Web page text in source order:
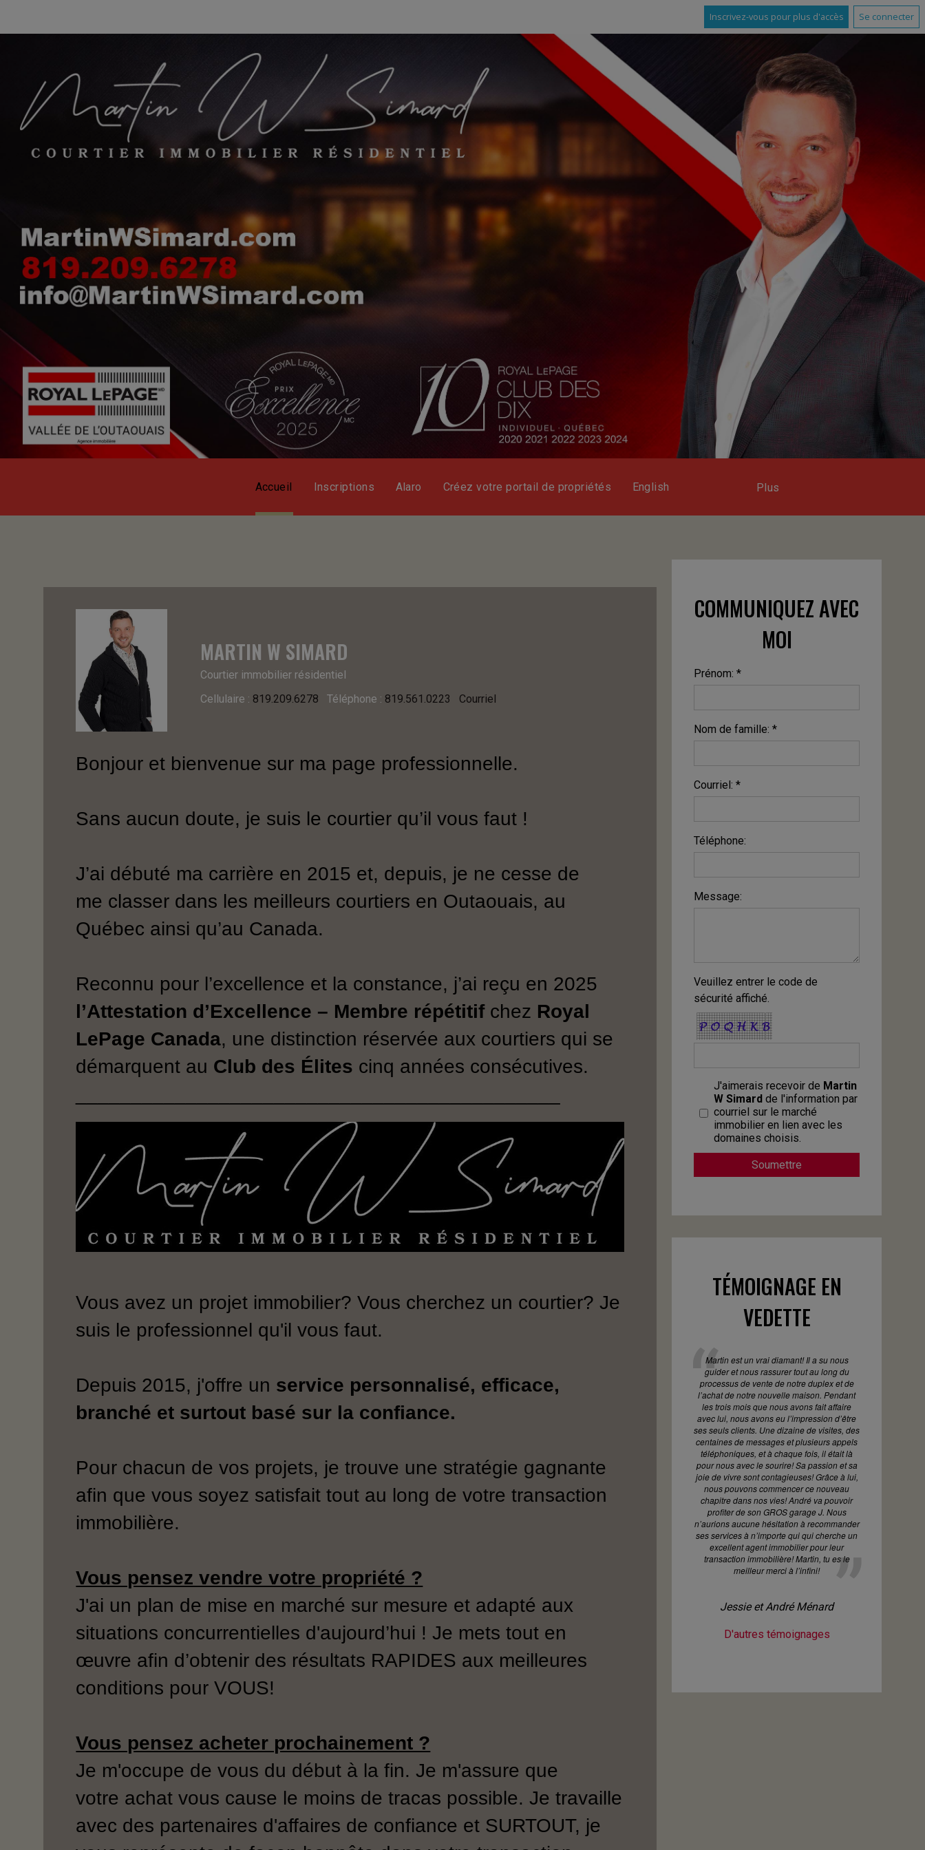
Inscrivez-vous pour plus d'accès Se connecter
Accueil Inscriptions Alaro Créez votre portail de propriétés Plus
English
MARTIN W SIMARD
Courtier immobilier résidentiel
Cellulaire : 819.209.6278 Téléphone : 819.561.0223 Courriel
Bonjour et bienvenue sur ma page professionnelle.
Sans aucun doute, je suis le courtier qu’il vous faut !
J’ai débuté ma carrière en 2015 et, depuis, je ne cesse de
me classer dans les meilleurs courtiers en Outaouais, au
Québec ainsi qu’au Canada.
Reconnu pour l’excellence et la constance, j’ai reçu en 2025
l’Attestation d’Excellence – Membre répétitifchez Royal
LePage Canada, une distinction réservée aux courtiers qui se
démarquent au Club des Élites cinq années consécutives.
Vous avez un projet immobilier? Vous cherchez un courtier? Je
suis le professionnel qu'il vous faut.
Depuis 2015, j'offre un service personnalisé, efficace,
branché et surtout basé sur la confiance.
Pour chacun de vos projets, je trouve une stratégie gagnante
afin que vous soyez satisfait tout au long de votre transaction
immobilière.
Vous pensez vendre votre propriété ?
J'ai un plan de mise en marché sur mesure et adapté aux
situations concurrentielles d'aujourd’hui ! Je mets tout en
œuvre afin d’obtenir des résultats RAPIDES aux meilleures
conditions pour VOUS!
Vous pensez acheter prochainement ?
Je m'occupe de vous du début à la fin. Je m'assure que
votre achat vous cause le moins de tracas possible. Je travaille
avec des partenaires d'affaires de confiance et SURTOUT, je
COMMUNIQUEZ AVEC
MOI
Prénom: *
Nom de famille: *
Courriel: *
Téléphone:
Message:
Veuillez entrer le code de
sécurité affiché.
J'aimerais recevoir de Martin
W Simard de l'information par
courriel sur le marché
immobilier en lien avec les
domaines choisis.
TÉMOIGNAGE EN
VEDETTE
Martin est un vrai diamant! Il a su nous
guider et nous rassurer tout au long du
processus de vente de notre duplex et de
l’achat de notre nouvelle maison. Pendant
les trois mois que nous avons fait affaire
avec lui, nous avons eu l’impression d’être
ses seuls clients. Une dizaine de visites, des
centaines de messages et plusieurs appels
téléphoniques, et à chaque fois, il était là
pour nous avec le sourire! Sa passion et sa
joie de vivre sont contagieuses! Grâce à lui,
nous pouvons commencer ce nouveau
chapitre dans nos vies! André va pouvoir
profiter de son GROS garage J. Nous
n’aurions aucune hésitation à recommander
ses services à n’importe qui qui cherche un
excellent agent immobilier pour leur
transaction immobilière! Martin, tu es le
meilleur merci à l’infini!
Jessie et André Ménard
D'autres témoignages